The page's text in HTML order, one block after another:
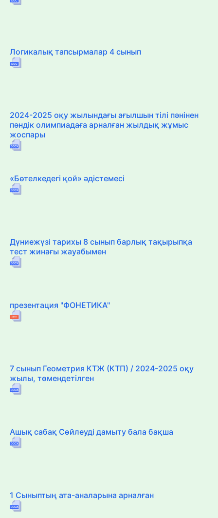
Логикалық тапсырмалар 4 сынып
2024-2025 оқу жылындағы ағылшын тілі пәнінен
пәндік олимпиадаға арналған жылдық жұмыс
жоспары
«Бөтелкедегі қой» әдістемесі
Дүниежүзі тарихы 8 сынып барлық тақырыпқа
тест жинағы жауабымен
презентация "ФОНЕТИКА"
7 сынып Геометрия КТЖ (КТП) / 2024-2025 оқу
жылы, төмендетілген
Ашық сабақ Сөйлеуді дамыту бала бақша
1 Сыныптың ата-аналарына арналған